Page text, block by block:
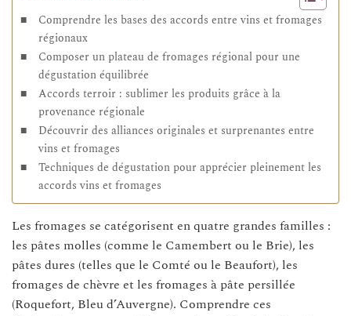
Comprendre les bases des accords entre vins et fromages
régionaux
Composer un plateau de fromages régional pour une
dégustation équilibrée
Accords terroir : sublimer les produits grâce à la
provenance régionale
Découvrir des alliances originales et surprenantes entre
vins et fromages
Techniques de dégustation pour apprécier pleinement les
accords vins et fromages
Les fromages se catégorisent en quatre grandes familles :
les pâtes molles (comme le Camembert ou le Brie), les
pâtes dures (telles que le Comté ou le Beaufort), les
fromages de chèvre et les fromages à pâte persillée
(Roquefort, Bleu d’Auvergne). Comprendre ces